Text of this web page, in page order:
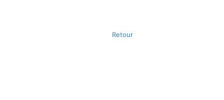
Retour